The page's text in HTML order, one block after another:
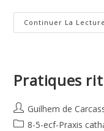
Continuer La Lecture
Pratiques
Auteur/autrice
de
Guilhem de
Post8-5-ecf-Praxis